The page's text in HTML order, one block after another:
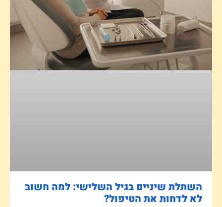
השתלת שיניים בגיל השלישי: למה חשוב
לא לדחות את הטיפול?